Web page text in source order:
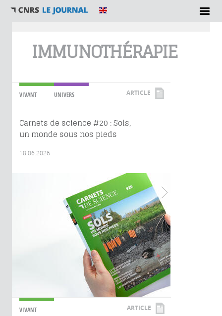
IMMUNOTHÉRAPIE
VIVANT UNIVERS ARTICLE
Carnets de science #20 : Sols,
un monde sous nos pieds
18.06.2026
VIVANT ARTICLE